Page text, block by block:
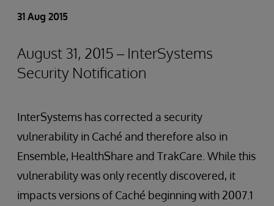
31 Aug 2015
August 31, 2015 – InterSystems
Security Notification
InterSystems has corrected a security
vulnerability in Caché and therefore also in
Ensemble, HealthShare and TrakCare. While this
vulnerability was only recently discovered, it
impacts versions of Caché beginning with 2007.1